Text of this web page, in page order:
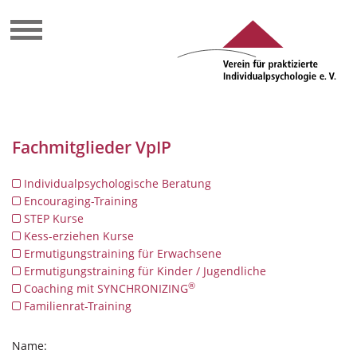
Fachmitglieder VpIP
Individualpsychologische Beratung
Encouraging-Training
STEP Kurse
Kess-erziehen Kurse
Ermutigungstraining für Erwachsene
Ermutigungstraining für Kinder / Jugendliche
Coaching mit SYNCHRONIZING®
Familienrat-Training
Name: